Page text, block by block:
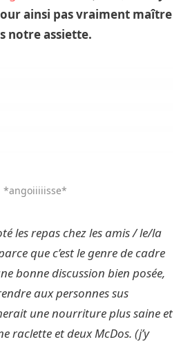
ainsi pas vraiment maître
notre assiette.
*angoiiiiisse*
les repas chez les amis / le/la
que c’est le genre de cadre
bonne discussion bien posée,
aux personnes sus
une nourriture plus saine et
raclette et deux McDos. (j’y